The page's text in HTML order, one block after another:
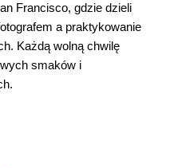
Francisco, gdzie dzieli
a praktykowanie
Każdą wolną chwilę
smaków i